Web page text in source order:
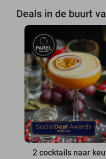
Deals in de buurt
2 cocktails naar